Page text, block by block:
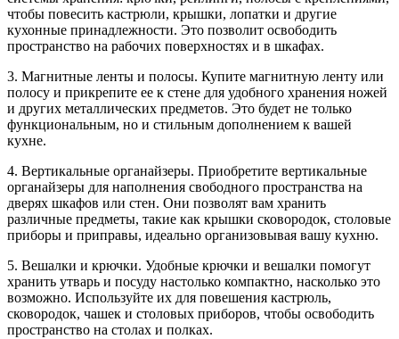
чтобы повесить кастрюли, крышки, лопатки и другие
кухонные принадлежности. Это позволит освободить
пространство на рабочих поверхностях и в шкафах.
3. Магнитные ленты и полосы. Купите магнитную ленту или
полосу и прикрепите ее к стене для удобного хранения ножей
и других металлических предметов. Это будет не только
функциональным, но и стильным дополнением к вашей
кухне.
4. Вертикальные органайзеры. Приобретите вертикальные
органайзеры для наполнения свободного пространства на
дверях шкафов или стен. Они позволят вам хранить
различные предметы, такие как крышки сковородок, столовые
приборы и приправы, идеально организовывая вашу кухню.
5. Вешалки и крючки. Удобные крючки и вешалки помогут
хранить утварь и посуду настолько компактно, насколько это
возможно. Используйте их для повешения кастрюль,
сковородок, чашек и столовых приборов, чтобы освободить
пространство на столах и полках.